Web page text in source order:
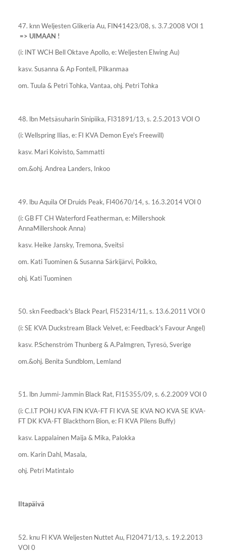
47. knn Weljesten Glikeria Au, FIN41423/08, s. 3.7.2008 VOI 1
=> UIMAAN !
(i: INT WCH Bell Oktave Apollo, e: Weljesten Elwing Au)
kasv. Susanna & Ap Fontell, Pilkanmaa
om. Tuula & Petri Tohka, Vantaa, ohj. Petri Tohka
48. lbn Metsäsuharin Sinipiika, FI31891/13, s. 2.5.2013 VOI O
(i: Wellspring Ilias, e: FI KVA Demon Eye's Freewill)
kasv. Mari Koivisto, Sammatti
om.&ohj. Andrea Landers, Inkoo
49. lbu Aquila Of Druids Peak, FI40670/14, s. 16.3.2014 VOI 0
(i: GB FT CH Waterford Featherman, e: Millershook
AnnaMillershook Anna)
kasv. Heike Jansky, Tremona, Sveitsi
om. Kati Tuominen & Susanna Särkijärvi, Poikko,
ohj. Kati Tuominen
50. skn Feedback's Black Pearl, FI52314/11, s. 13.6.2011 VOI 0
(i: SE KVA Duckstream Black Velvet, e: Feedback's Favour Angel)
kasv. P.Schenström Thunberg & A.Palmgren, Tyresö, Sverige
om.&ohj. Benita Sundblom, Lemland
51. lbn Jummi-Jammin Black Rat, FI15355/09, s. 6.2.2009 VOI 0
(i: C.I.T POHJ KVA FIN KVA-FT FI KVA SE KVA NO KVA SE KVA-
FT DK KVA-FT Blackthorn Bion, e: FI KVA Pilens Buffy)
kasv. Lappalainen Maija & Mika, Palokka
om. Karin Dahl, Masala,
ohj. Petri Matintalo
Iltapäivä
52. knu FI KVA Weljesten Nuttet Au, FI20471/13, s. 19.2.2013
VOI 0